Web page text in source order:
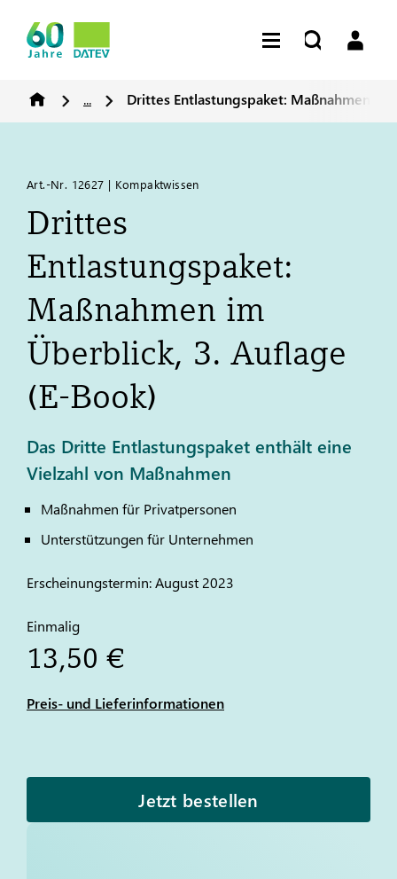
... Drittes Entlastungspaket: Maßnahmen
Art.-Nr. 12627 | Kompaktwissen
Drittes
Entlastungspaket:
Maßnahmen im
Überblick, 3. Auflage
(E-Book)
Das Dritte Entlastungspaket enthält eine
Vielzahl von Maßnahmen
Maßnahmen für Privatpersonen
Unterstützungen für Unternehmen
Erscheinungstermin: August 2023
Einmalig
13,50 €
Preis- und Lieferinformationen
Jetzt bestellen